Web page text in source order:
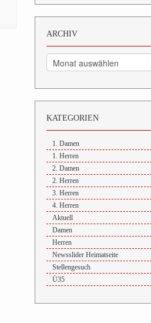
ARCHIV
Archiv
KATEGORIEN
1. Damen
1. Herren
2. Damen
2. Herren
3. Herren
4. Herren
Aktuell
Damen
Herren
Newsslider Heimatseite
Stellengesuch
Ü35